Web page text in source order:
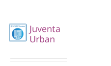
Juventa
Urban